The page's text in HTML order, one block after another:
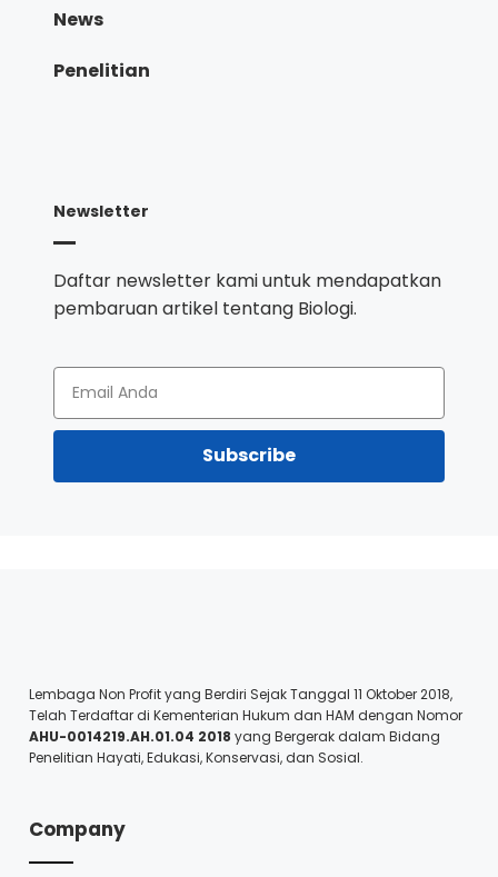
News
Penelitian
Newsletter
Daftar newsletter kami untuk mendapatkan
pembaruan artikel tentang Biologi.
Subscribe
Lembaga Non Profit yang Berdiri Sejak Tanggal 11 Oktober 2018,
Telah Terdaftar di Kementerian Hukum dan HAM dengan Nomor
AHU-0014219.AH.01.04 2018 yang Bergerak dalam Bidang
Penelitian Hayati, Edukasi, Konservasi, dan Sosial.
Company